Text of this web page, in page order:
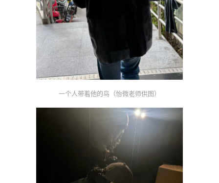
一个人带着他的鸟（怡微老师供图）